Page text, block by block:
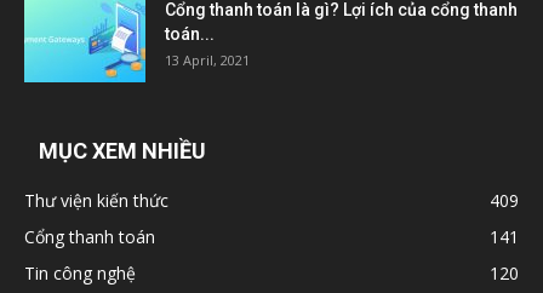
Cổng thanh toán là gì? Lợi ích của cổng thanh
toán...
13 April, 2021
MỤC XEM NHIỀU
Thư viện kiến thức
409
Cổng thanh toán
141
Tin công nghệ
120